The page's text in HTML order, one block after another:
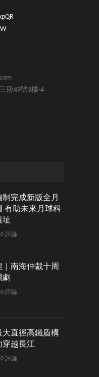
段49號3樓-4
制完成新版全月
有助未來月球科
址
評論
｜南海仲裁十周
劇
評論
大直徑高鐵盾構
穿越長江
評論